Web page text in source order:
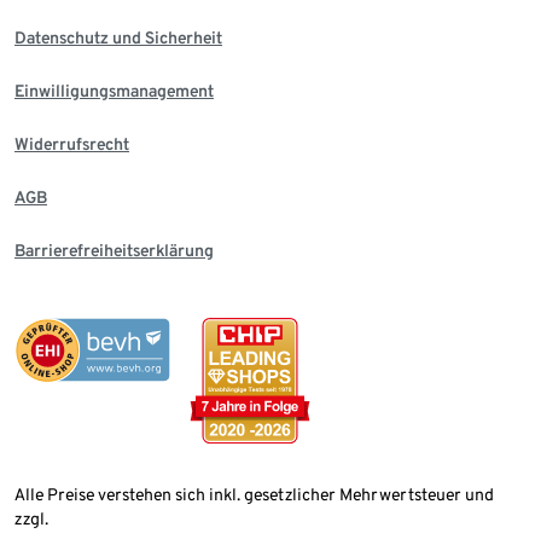
Datenschutz und Sicherheit
Einwilligungsmanagement
Widerrufsrecht
AGB
Barrierefreiheitserklärung
Alle Preise verstehen sich inkl. gesetzlicher Mehrwertsteuer und
zzgl.